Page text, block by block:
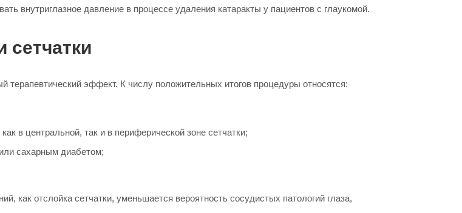
внутриглазное давление в процессе удаления катаракты у пациентов с глаукомой.
сетчатки
эффект. К числу положительных итогов процедуры относятся:
в центральной, так и в периферической зоне сетчатки;
сахарным диабетом;
как отслойка сетчатки, уменьшается вероятность сосудистых патологий глаза,